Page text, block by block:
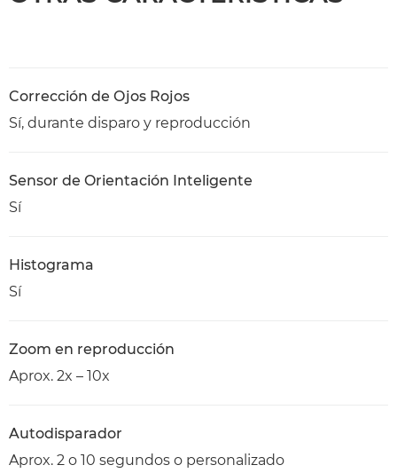
Corrección de Ojos Rojos
Sí, durante disparo y reproducción
Sensor de Orientación Inteligente
Sí
Histograma
Sí
Zoom en reproducción
Aprox. 2x – 10x
Autodisparador
Aprox. 2 o 10 segundos o personalizado